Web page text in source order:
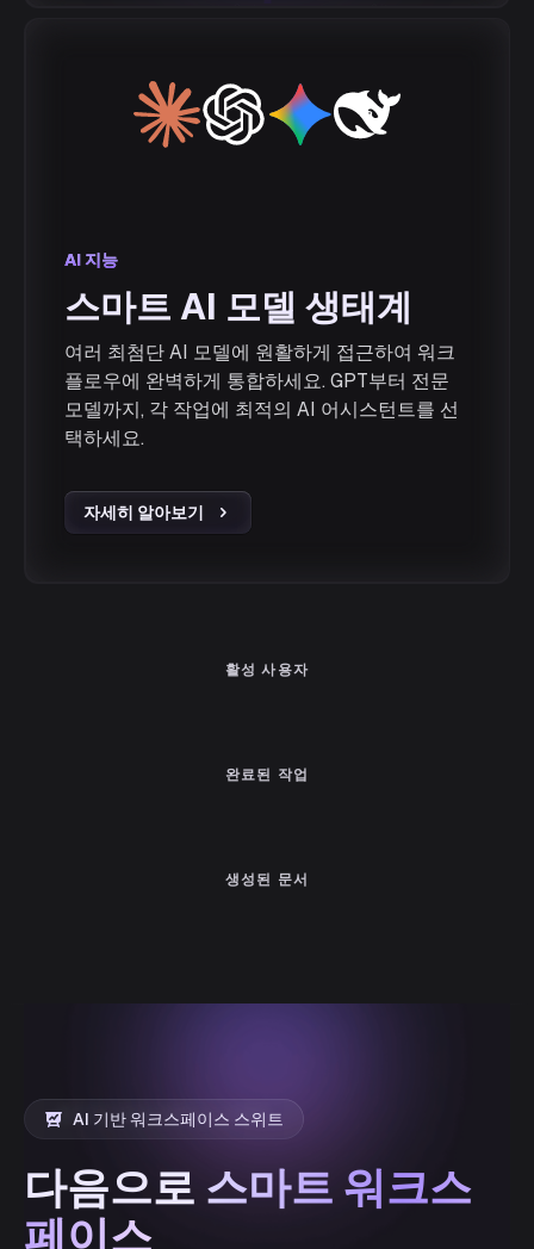
AI 지능
AI 지능
스마트 AI 모델 생태계
여러 최첨단 AI 모델에 원활하게 접근하여 워크
플로우에 완벽하게 통합하세요. GPT부터 전문
모델까지, 각 작업에 최적의 AI 어시스턴트를 선
택하세요.
자세히 알아보기
활성 사용자
완료된 작업
생성된 문서
AI 기반 워크스페이스 스위트
다음으로 스마트 워크스
페이스